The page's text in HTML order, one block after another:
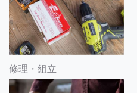
修理・組立